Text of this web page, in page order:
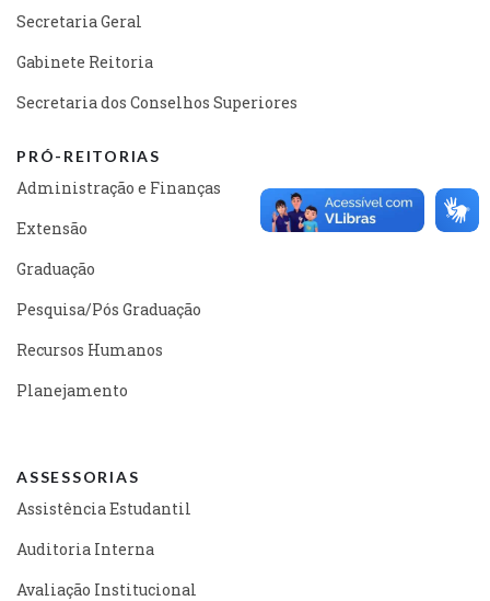
Secretaria Geral
Gabinete Reitoria
Secretaria dos Conselhos Superiores
PRÓ-REITORIAS
Administração e Finanças
Extensão
Graduação
Pesquisa/Pós Graduação
Recursos Humanos
Planejamento
ASSESSORIAS
Assistência Estudantil
Auditoria Interna
Avaliação Institucional